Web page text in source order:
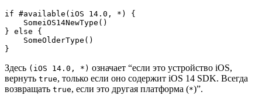
if #available(iOS 14.0, *) {
} else {
}
Здесь (iOS 14.0, *) означает “если это устройство iOS,
вернуть true, только если оно содержит iOS 14 SDK. Всегда
возвращать true, если это другая платформа (*)”.